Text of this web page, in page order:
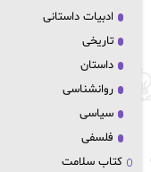
ادبیات داستانی
تاریخی
داستان
روانشناسی
سیاسی
فلسفی
کتاب سلامت